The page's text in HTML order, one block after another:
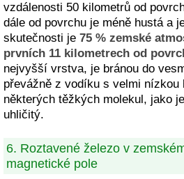
vzdálenosti 50 kilometrů od
dále od povrchu je méně hustá a
skutečnosti je 75 % zemské
prvních 11 kilometrech od
nejvyšší vrstva, je bránou do
převážně z vodíku s velmi nízkou
některých těžkých molekul, jako
uhličitý.
6. Roztavené železo v
magnetické pole